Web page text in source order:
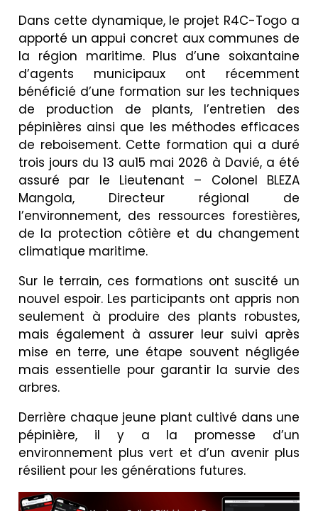
Dans cette dynamique, le projet R4C-Togo a
apporté un appui concret aux communes de
la région maritime. Plus d’une soixantaine
d’agents municipaux ont récemment
bénéficié d’une formation sur les techniques
de production de plants, l’entretien des
pépinières ainsi que les méthodes efficaces
de reboisement. Cette formation qui a duré
trois jours du 13 au15 mai 2026 à Davié, a été
assuré par le Lieutenant – Colonel BLEZA
Mangola, Directeur régional de
l’environnement, des ressources forestières,
de la protection côtière et du changement
climatique maritime.
Sur le terrain, ces formations ont suscité un
nouvel espoir. Les participants ont appris non
seulement à produire des plants robustes,
mais également à assurer leur suivi après
mise en terre, une étape souvent négligée
mais essentielle pour garantir la survie des
arbres.
Derrière chaque jeune plant cultivé dans une
pépinière, il y a la promesse d’un
environnement plus vert et d’un avenir plus
résilient pour les générations futures.